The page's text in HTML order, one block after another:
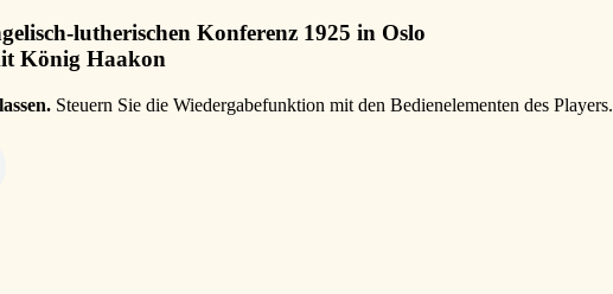
lutherischen Konferenz 1925 in Oslo
König Haakon
Steuern Sie die Wiedergabefunktion mit den Bedienelementen des Players.